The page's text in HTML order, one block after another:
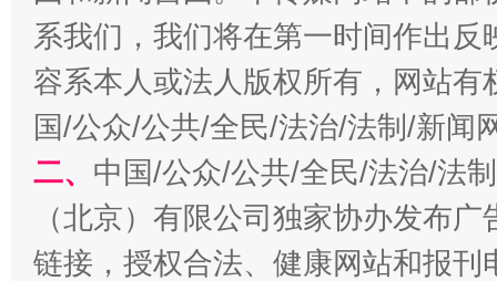
魏明亮
系我们，我们将在第一时间作出
容系本人或法人版权所有，网站
国/公众/公共/全民/法治/法制/新闻
二、 中国/公众/公共/全民/法治/法
（北京）有限公司独家协办发布
链接，授权合法、健康网站和报